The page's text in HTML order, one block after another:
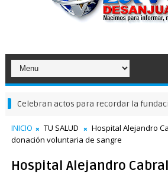
actos para recordar la fundación de
INICIO TU SALUD
Hospital Alejandro
donación voluntaria de sangre
Hospital Alejandro